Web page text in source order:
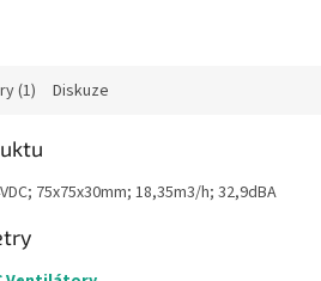
(1) Diskuze
75x75x30mm; 18,35m3/h; 32,9dBA